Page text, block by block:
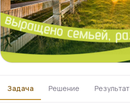
Задача Решение Результат